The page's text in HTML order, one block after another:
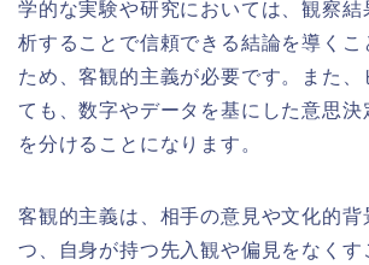
学的な実験や研究においては、観察結
析することで信頼できる結論を導くこ
ため、客観的主義が必要です。また、
ても、数字やデータを基にした意思決
を分けることになります。
客観的主義は、相手の意見や文化的背
つ、自身が持つ先入観や偏見をなくす